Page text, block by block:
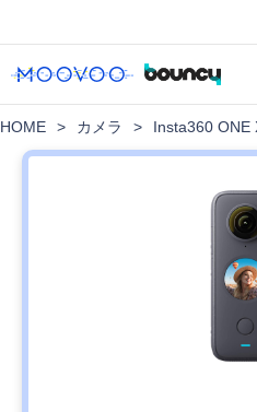
HOME > カメラ > Insta360 ONE